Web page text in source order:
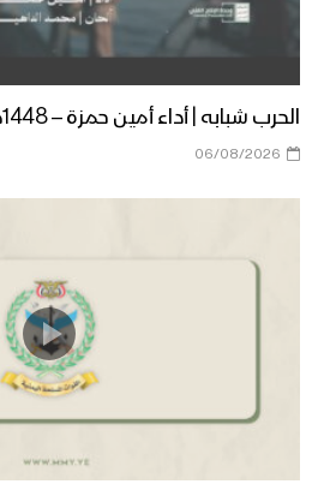
الحرب شبابه | أداء أمين حمزة – 1448هـ
06/08/2026